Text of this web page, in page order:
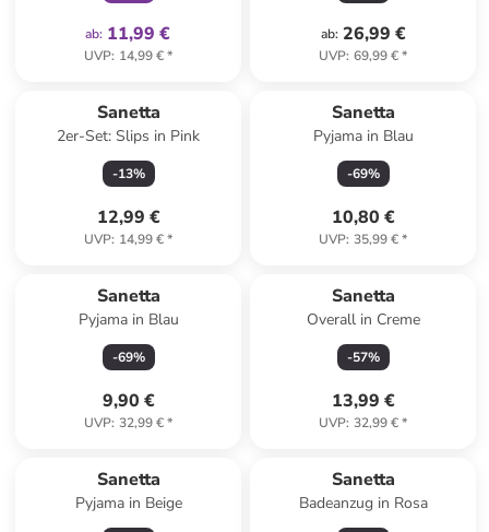
ab: 11,99 €
UVP: 14,99 €*
ab: 26,99 €
UVP: 69,99 €*
Sanetta
2er-Set: Slips in Pink
-13%
12,99 €
UVP: 14,99 €*
Sanetta
Pyjama in Blau
-69%
10,80 €
UVP: 35,99 €*
Sanetta
Pyjama in Blau
-69%
9,90 €
UVP: 32,99 €*
Sanetta
Overall in Creme
-57%
13,99 €
UVP: 32,99 €*
Sanetta
Pyjama in Beige
Sanetta
Badeanzug in Rosa